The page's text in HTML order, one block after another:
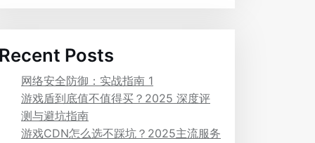
Posts
网络安全防御：实战指南 1
游戏盾到底值不值得买？2025 深度评
测与避坑指南
游戏CDN怎么选不踩坑？2025主流服务